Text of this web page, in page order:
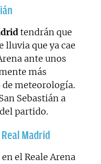
tendrán que
lluvia que ya cae
ante unos
más
de meteorología.
Sebastián a
partido.
Madrid
el Reale Arena